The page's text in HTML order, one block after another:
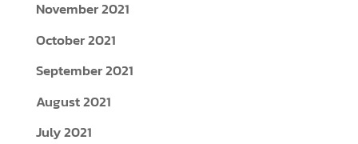
November 2021
October 2021
September 2021
August 2021
July 2021